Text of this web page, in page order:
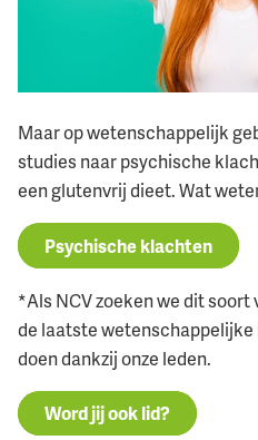
Maar op wetenschappelijk
studies naar psychische
een glutenvrij dieet. Wat
Psychische klachten
*Als NCV zoeken we dit soort
de laatste
doen dankzij onze leden.
Word jij ook lid?